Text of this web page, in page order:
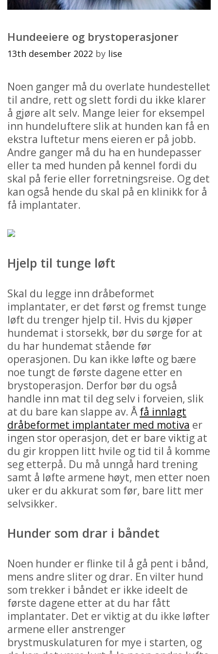
Hundeeiere og brystoperasjoner
13th desember 2022 by lise
Noen ganger må du overlate hundestellet
til andre, rett og slett fordi du ikke klarer
å gjøre alt selv. Mange leier for eksempel
inn hundeluftere slik at hunden kan få en
ekstra luftetur mens eieren er på jobb.
Andre ganger må du ha en hundepasser
eller ta med hunden på kennel fordi du
skal på ferie eller forretningsreise. Og det
kan også hende du skal på en klinikk for å
få implantater.
Hjelp til tunge løft
Skal du legge inn dråbeformet
implantater, er det først og fremst tunge
løft du trenger hjelp til. Hvis du kjøper
hundemat i storsekk, bør du sørge for at
du har hundemat stående før
operasjonen. Du kan ikke løfte og bære
noe tungt de første dagene etter en
brystoperasjon. Derfor bør du også
handle inn mat til deg selv i forveien, slik
at du bare kan slappe av. Åfå innlagt
dråbeformet implantater med motiva er
ingen stor operasjon, det er bare viktig at
du gir kroppen litt hvile og tid til å komme
seg etterpå. Du må unngå hard trening
samt å løfte armene høyt, men etter noen
uker er du akkurat som før, bare litt mer
selvsikker.
Hunder som drar i båndet
Noen hunder er flinke til å gå pent i bånd,
mens andre sliter og drar. En vilter hund
som trekker i båndet er ikke ideelt de
første dagene etter at du har fått
implantater. Det er viktig at du ikke løfter
armene eller anstrenger
brystmuskulaturen for mye i starten, og